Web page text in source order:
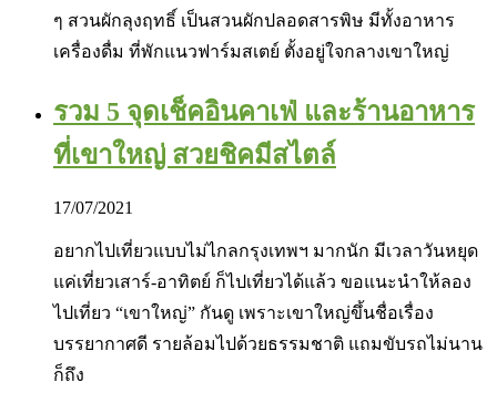
ๆ สวนผักลุงฤทธิ์ เป็นสวนผักปลอดสารพิษ มีทั้งอาหาร
เครื่องดื่ม ที่พักแนวฟาร์มสเตย์ ตั้งอยู่ใจกลางเขาใหญ่
รวม 5 จุดเช็คอินคาเฟ่ และร้านอาหาร
ที่เขาใหญ่ สวยชิคมีสไตล์
17/07/2021
อยากไปเที่ยวแบบไม่ไกลกรุงเทพฯ มากนัก มีเวลาวันหยุด
แค่เที่ยวเสาร์-อาทิตย์ ก็ไปเที่ยวได้แล้ว ขอแนะนำให้ลอง
ไปเที่ยว “เขาใหญ่” กันดู เพราะเขาใหญ่ขึ้นชื่อเรื่อง
บรรยากาศดี รายล้อมไปด้วยธรรมชาติ แถมขับรถไม่นาน
ก็ถึง